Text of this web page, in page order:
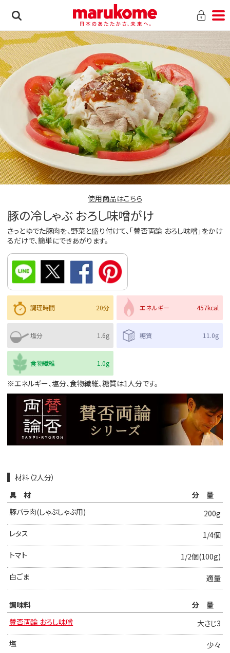
使用商品はこちら
豚の冷しゃぶ おろし味噌がけ
さっとゆでた豚肉を、野菜と盛り付けて、「賛否両論 おろし味噌」をかけ
るだけで、簡単にできあがります。
調理時間 20分 エネルギー 457kcal
塩分 1.6g 糖質 11.0g
食物繊維 1.0g
※エネルギー、塩分、食物繊維、糖質は1人分です。
材料（2人分）
具材
分量
豚バラ肉(しゃぶしゃぶ用)
200g
レタス
1/4個
トマト
1/2個(100g)
白ごま
適量
調味料
分量
賛否両論 おろし味噌
大さじ3
塩
少々